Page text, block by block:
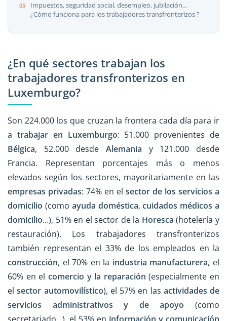
Impuestos, seguridad social, desempleo, jubilación...
¿Cómo funciona para los trabajadores transfronterizos ?
¿En qué sectores trabajan los
trabajadores transfronterizos en
Luxemburgo?
Son 224.000 los que cruzan la frontera cada día para ir
a trabajar en Luxemburgo: 51.000 provenientes de
Bélgica, 52.000 desde Alemania y 121.000 desde
Francia. Representan porcentajes más o menos
elevados según los sectores, mayoritariamente en las
empresas privadas: 74% en el sector de los servicios a
domicilio (como ayuda doméstica,cuidados médicos a
domicilio…), 51% en el sector de la Horesca (hotelería y
restauración). Los trabajadores transfronterizos
también representan el 33% de los empleados en la
construcción, el 70% en la industria manufacturera, el
60% en el comercio y la reparación (especialmente en
elsector automovilístico), el 57% en las actividades de
servicios administrativos y de apoyo (como